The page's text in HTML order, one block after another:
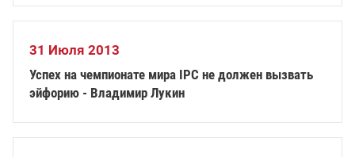
31 Июля 2013
Успех на чемпионате мира IPC не должен вызвать
эйфорию - Владимир Лукин